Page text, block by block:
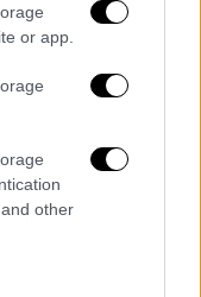
or app.
other
των
ήρωες